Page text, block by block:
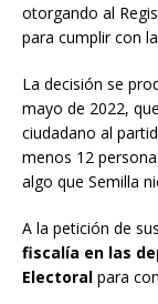
otorgando al
para cumplir con
La decisión se
mayo de 2022,
ciudadano al
menos 12
algo que Semilla
A la petición de
fiscalía en las
Electoral para